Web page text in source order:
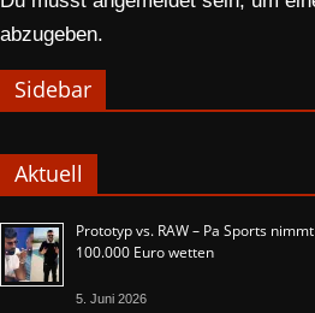
abzugeben.
Sidebar
Aktuell
Prototyp vs. RAW – Pa Sports
100.000 Euro wetten
5. Juni 2026